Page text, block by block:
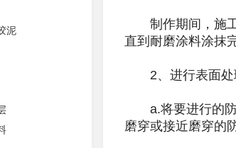
泥
制作期间，施工
直到耐磨涂料涂抹
2、进行表面处
a.将要进行的防
磨穿或接近磨穿的